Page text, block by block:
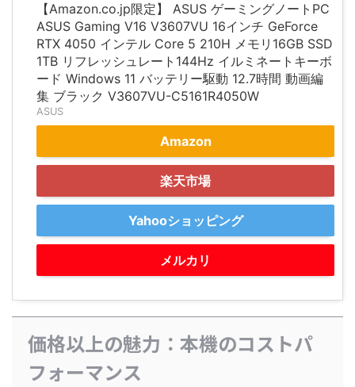
【Amazon.co.jp限定】 ASUS ゲーミングノートPC
ASUS Gaming V16 V3607VU 16インチ GeForce
RTX 4050 インテル Core 5 210H メモリ16GB SSD
1TB リフレッシュレート144Hz イルミネートキーボ
ード Windows 11 バッテリー駆動 12.7時間 動画編
集 ブラック V3607VU-C5161R4050W
ASUS
Amazon
楽天市場
Yahooショッピング
メルカリ
価格以上の魅力：本機のコストパ
フォーマンス